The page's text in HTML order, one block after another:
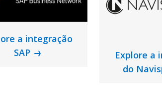
a integração
SAP
Explore a
do